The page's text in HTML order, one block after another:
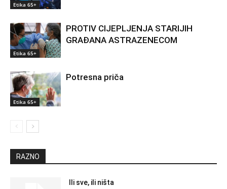
Etika 65+
Etika 65+
PROTIV CIJEPLJENJA STARIJIH
GRAĐANA ASTRAZENECOM
Etika 65+
Potresna priča
RAZNO
Ili sve, ili ništa